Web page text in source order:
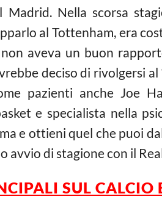
Nella scorsa
al Tottenham, era
aveva un buon
deciso di rivolgersi
pazienti anche Joe
e specialista nella
e ottieni quel che puoi
avvio di stagione con il
SUL CALCIO